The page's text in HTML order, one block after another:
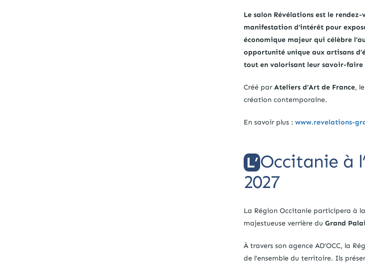
Le salon Révélations est le rendez-
manifestation d’intérêt pour
économique majeur qui célèbre
opportunité unique aux artisans
tout en valorisant leur savoir-faire
Créé par Ateliers d’Art de France,
création contemporaine.
En savoir plus : www.revelations-
L’Occitanie à
2027
La Région Occitanie participera à
majestueuse verrière du Grand
À travers son agence AD’OCC, la
de l’ensemble du territoire. Ils